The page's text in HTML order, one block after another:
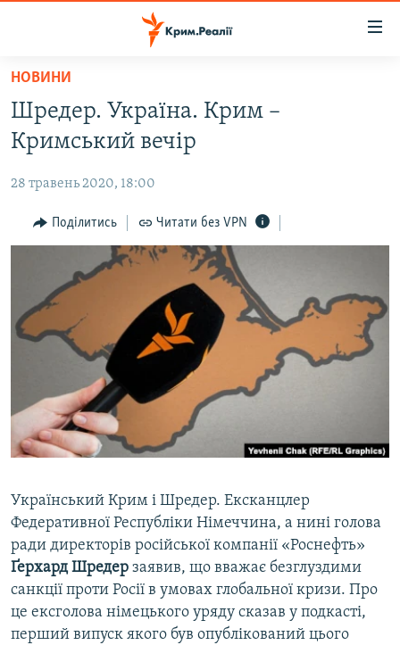
Перейти
основного
матеріалу
Перейти
до
навігації
Перейти
пошуку
ВОДА.КРИМ
ВІДЕО ТА ФОТО
ПОЛІТИКА
БЛОГИ
ІНТЕРВ'Ю
ВСЕ ЗА ДЕНЬ
СПЕЦПРОЕКТИ
ДЕПОРТАЦІЯ
ВІДЕОУРОКИ «ELIFBE»
СВІДЧЕННЯ ОКУПАЦІЇ
ІНФОГРАФІКА
ЯК ОБІЙТИ БЛОКУВАННЯ
Русский
Qırımtatar
ДОЛУЧАЙСЯ!
Усі сайти RFE/RL
НОВИНИ
Шредер. Україна. Крим –
Кримський вечір
28 травень 2020, 18:00
Поділитись Читати без VPN
Український Крим і Шредер. Ексканцлер
Федеративної Республіки Німеччина, а нині голова
ради директорів російської компанії «Роснефть»
Ґерхард Шредер заявив, що вважає безглуздими
санкції проти Росії в умовах глобальної кризи. Про
це ексголова німецького уряду сказав у подкасті,
перший випуск якого був опублікований цього